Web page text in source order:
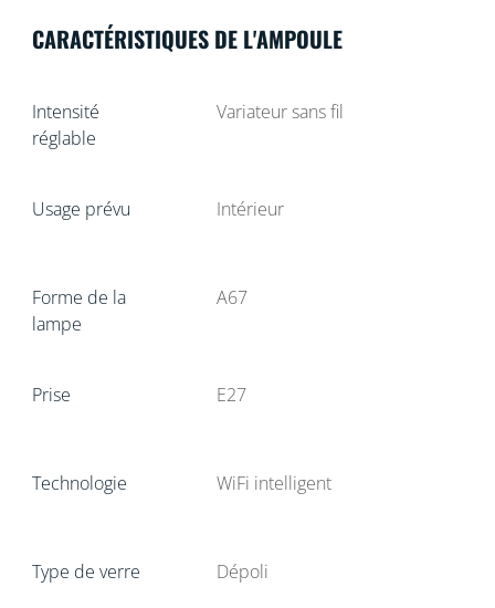
CARACTÉRISTIQUES DE L'AMPOULE
Intensité
réglable
Variateur sans fil
Usage prévu Intérieur
Forme de la
lampe
A67
Prise E27
Technologie WiFi intelligent
Type de verre Dépoli